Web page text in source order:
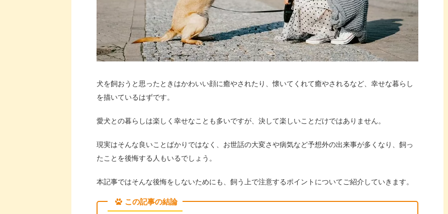
犬を飼おうと思ったときはかわいい顔に癒やされたり、懐いてくれて癒やされるなど、幸せな暮らし
を描いているはずです。
愛犬との暮らしは楽しく幸せなことも多いですが、決して楽しいことだけではありません。
現実はそんな良いことばかりではなく、お世話の大変さや病気など予想外の出来事が多くなり、飼っ
たことを後悔する人もいるでしょう。
本記事ではそんな後悔をしないためにも、飼う上で注意するポイントについてご紹介していきます。
この記事の結論